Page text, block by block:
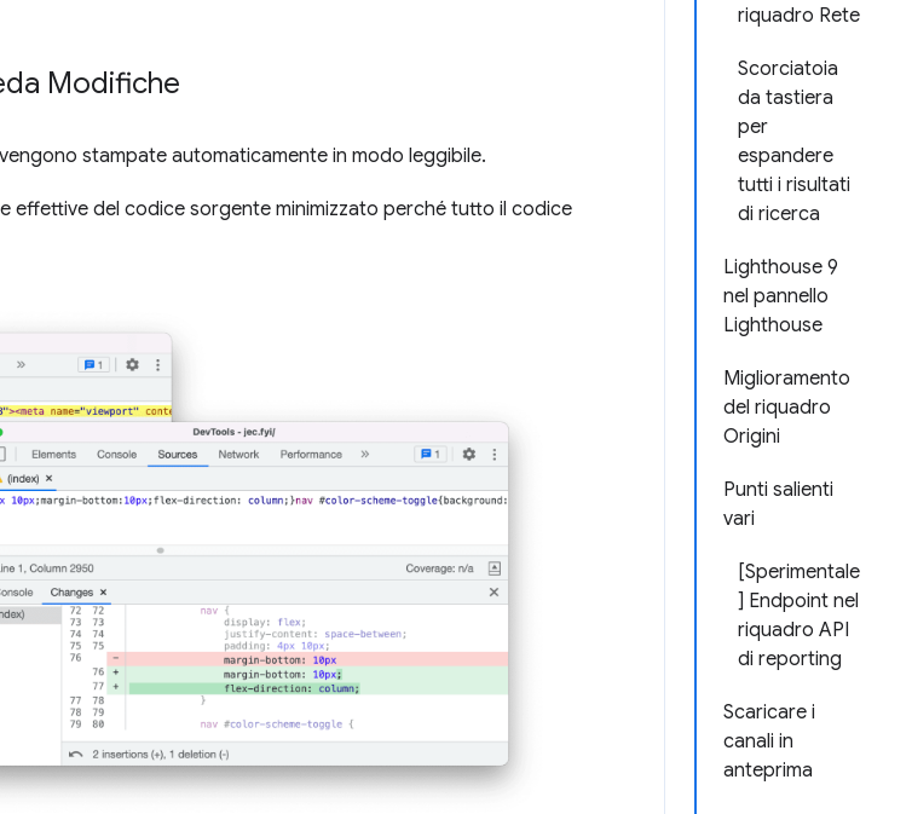
riquadro Rete
Scorciatoia
da tastiera
per
espandere
tutti i risultati
di ricerca
Lighthouse 9
nel pannello
Lighthouse
Miglioramento
del riquadro
Origini
Punti salienti
vari
[Sperimentale
] Endpoint nel
riquadro API
di reporting
Scaricare i
canali in
anteprima
Modifiche
vengono stampate automaticamente in modo leggibile.
effettive del codice sorgente minimizzato perché tutto il codice